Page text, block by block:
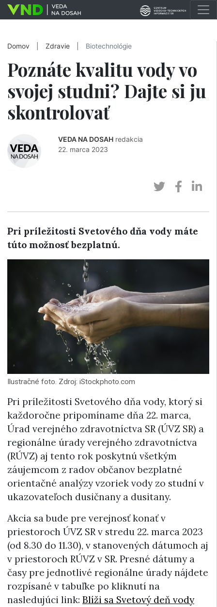
Domov Zdravie Biotechnológie
Poznáte kvalitu vody vo
svojej studni? Dajte si ju
skontrolovať
VEDA NA DOSAH redakcia
22. marca 2023
Pri príležitosti Svetového dňa vody máte
túto možnosť bezplatnú.
Ilustračné foto. Zdroj: iStockphoto.com
Pri príležitosti Svetového dňa vody, ktorý si
každoročne pripomíname dňa 22. marca,
Úrad verejného zdravotníctva SR (ÚVZ SR) a
regionálne úrady verejného zdravotníctva
(RÚVZ) aj tento rok poskytnú všetkým
záujemcom z radov občanov bezplatné
orientačné analýzy vzoriek vody zo studní v
ukazovateľoch dusičnany a dusitany.
Akcia sa bude pre verejnosť konať v
priestoroch ÚVZ SR v stredu 22. marca 2023
(od 8.30 do 11.30), v stanovených dátumoch aj
v priestoroch RÚVZ v SR. Presné dátumy a
časy pre jednotlivé regionálne úrady nájdete
rozpísané v tabuľke po kliknutí na
nasledujúci link: Blíži sa Svetový deň vody